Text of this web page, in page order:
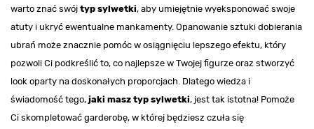
warto znać swój typ sylwetki, aby umiejętnie wyeksponować swoje
atuty i ukryć ewentualne mankamenty. Opanowanie sztuki dobierania
ubrań może znacznie pomóc w osiągnięciu lepszego efektu, który
pozwoli Ci podkreślić to, co najlepsze w Twojej figurze oraz stworzyć
look oparty na doskonałych proporcjach. Dlatego wiedza i
świadomość tego, jaki masz typ sylwetki, jest tak istotna! Pomoże
Ci skompletować garderobę, w której będziesz czuła się